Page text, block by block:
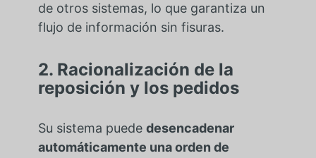
de otros sistemas, lo que garantiza un
flujo de información sin fisuras.
2. Racionalización de la
reposición y los pedidos
Su sistema puede desencadenar
automáticamente una orden de